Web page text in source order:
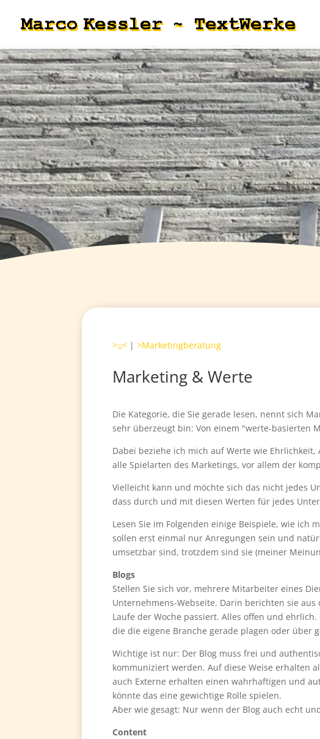
>⌂< |>Marketingberatung
Marketing & Werte
Die Kategorie, die Sie gerade lesen, nennt sich
sehr überzeugt bin: Von einem "werte-basierten
Dabei beziehe ich mich auf Werte wie
alle Spielarten des Marketings, vor allem der
Vielleicht kann und möchte sich das nicht jedes
dass durch und mit diesen Werten für jedes
Lesen Sie im Folgenden einige Beispiele, wie ich
sollen erst einmal nur Anregungen sein und
umsetzbar sind, trotzdem sind sie (meiner
Blogs
Stellen Sie sich vor, mehrere Mitarbeiter eines
Unternehmens-Webseite. Darin berichten sie
Laufe der Woche passiert. Alles offen und
die die eigene Branche gerade plagen oder über
Wichtige ist nur: Der Blog muss frei und
kommuniziert werden. Auf diese Weise erhalten
auch Externe erhalten einen wahrhaftigen und
könnte das eine gewichtige Rolle spielen.
Aber wie gesagt: Nur wenn der Blog auch echt
Content